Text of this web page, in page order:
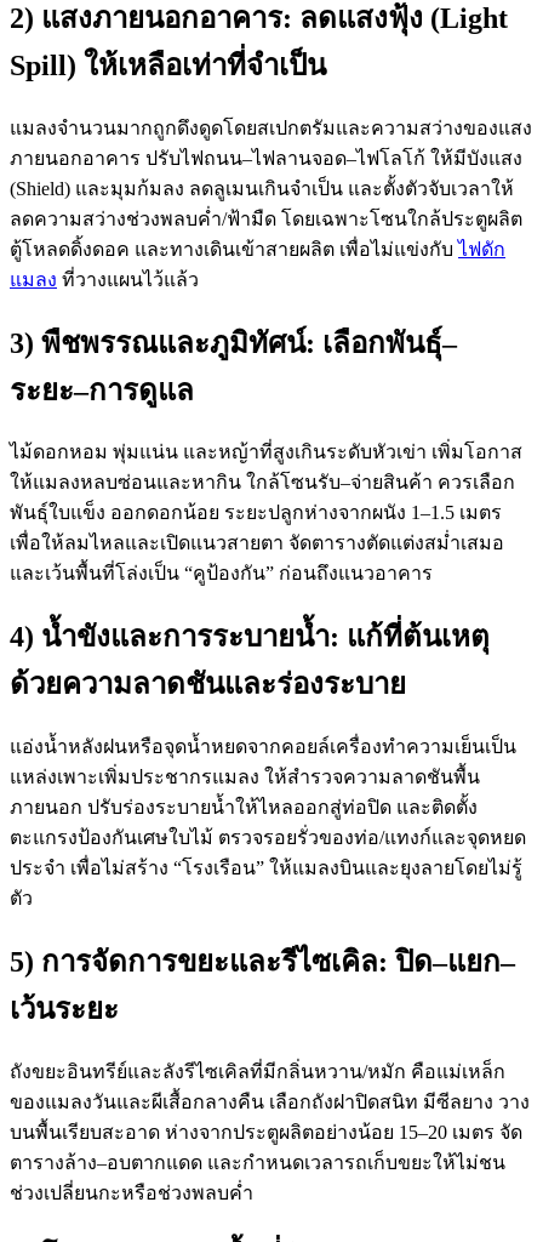
2) แสงภายนอกอาคาร: ลดแสงฟุ้ง (Light
Spill) ให้เหลือเท่าที่จำเป็น
แมลงจำนวนมากถูกดึงดูดโดยสเปกตรัมและความสว่างของแสง
ภายนอกอาคาร ปรับไฟถนน–ไฟลานจอด–ไฟโลโก้ ให้มีบังแสง
(Shield) และมุมก้มลง ลดลูเมนเกินจำเป็น และตั้งตัวจับเวลาให้
ลดความสว่างช่วงพลบค่ำ/ฟ้ามืด โดยเฉพาะโซนใกล้ประตูผลิต
ตู้โหลดดิ้งดอค และทางเดินเข้าสายผลิต เพื่อไม่แข่งกับไฟดัก
แมลง ที่วางแผนไว้แล้ว
3) พืชพรรณและภูมิทัศน์: เลือกพันธุ์–
ระยะ–การดูแล
ไม้ดอกหอม พุ่มแน่น และหญ้าที่สูงเกินระดับหัวเข่า เพิ่มโอกาส
ให้แมลงหลบซ่อนและหากิน ใกล้โซนรับ–จ่ายสินค้า ควรเลือก
พันธุ์ใบแข็ง ออกดอกน้อย ระยะปลูกห่างจากผนัง 1–1.5 เมตร
เพื่อให้ลมไหลและเปิดแนวสายตา จัดตารางตัดแต่งสม่ำเสมอ
และเว้นพื้นที่โล่งเป็น “คูป้องกัน” ก่อนถึงแนวอาคาร
4) น้ำขังและการระบายน้ำ: แก้ที่ต้นเหตุ
ด้วยความลาดชันและร่องระบาย
แอ่งน้ำหลังฝนหรือจุดน้ำหยดจากคอยล์เครื่องทำความเย็นเป็น
แหล่งเพาะเพิ่มประชากรแมลง ให้สำรวจความลาดชันพื้น
ภายนอก ปรับร่องระบายน้ำให้ไหลออกสู่ท่อปิด และติดตั้ง
ตะแกรงป้องกันเศษใบไม้ ตรวจรอยรั่วของท่อ/แทงก์และจุดหยด
ประจำ เพื่อไม่สร้าง “โรงเรือน” ให้แมลงบินและยุงลายโดยไม่รู้
ตัว
5) การจัดการขยะและรีไซเคิล: ปิด–แยก–
เว้นระยะ
ถังขยะอินทรีย์และลังรีไซเคิลที่มีกลิ่นหวาน/หมัก คือแม่เหล็ก
ของแมลงวันและผีเสื้อกลางคืน เลือกถังฝาปิดสนิท มีซีลยาง วาง
บนพื้นเรียบสะอาด ห่างจากประตูผลิตอย่างน้อย 15–20 เมตร จัด
ตารางล้าง–อบตากแดด และกำหนดเวลารถเก็บขยะให้ไม่ชน
ช่วงเปลี่ยนกะหรือช่วงพลบค่ำ